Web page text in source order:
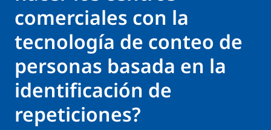
comerciales con la
tecnología de conteo de
personas basada en la
identificación de
repeticiones?